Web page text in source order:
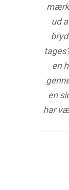
ud
en
en
har